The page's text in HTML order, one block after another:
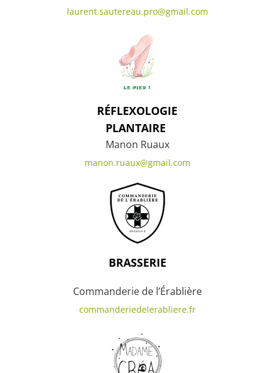
laurent.sautereau.pro@gmail.com
RÉFLEXOLOGIE
PLANTAIRE
Manon Ruaux
manon.ruaux@gmail.com
BRASSERIE
Commanderie de l’Érablière
commanderiedelerabliere.fr